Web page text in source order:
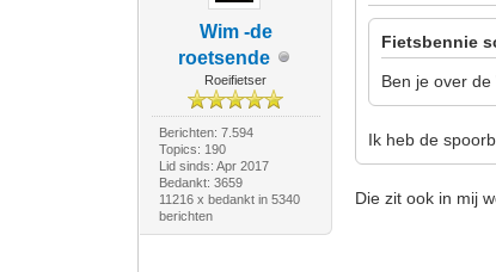
Wim -de
roetsende
Roeifietser
Berichten: 7.594
Topics: 190
Lid sinds: Apr 2017
Bedankt: 3659
11216 x bedankt in 5340
berichten
Fietsbennie
Ben je over
Ik heb de
Die zit ook in mij